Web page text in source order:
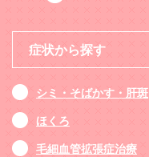
症状から探す
シミ・そばかす・肝斑
ほくろ
毛細血管拡張症治療